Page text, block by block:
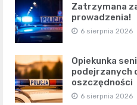
Zatrzymana
prowadzenia!
6 sierpnia 2026
Opiekunka
podejrzanych
oszczędności
6 sierpnia 2026